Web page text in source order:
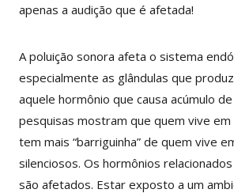
apenas a audição que é afetada!
A poluição sonora afeta o sistema
especialmente as glândulas que
aquele hormônio que causa acúmulo
pesquisas mostram que quem vive em
tem mais “barriguinha” de quem vive
silenciosos. Os hormônios
são afetados. Estar exposto a um